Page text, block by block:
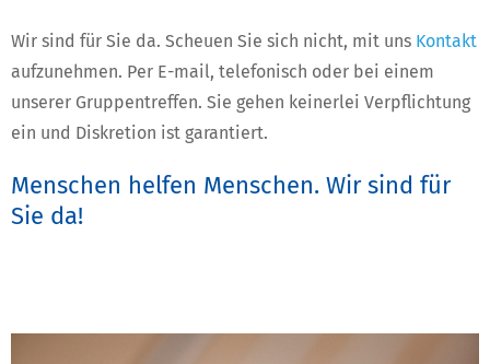
Wir sind für Sie da. Scheuen Sie sich nicht, mit uns Kontakt
aufzunehmen. Per E-mail, telefonisch oder bei einem
unserer Gruppentreffen. Sie gehen keinerlei Verpflichtung
ein und Diskretion ist garantiert.
Menschen helfen Menschen. Wir sind für
Sie da!